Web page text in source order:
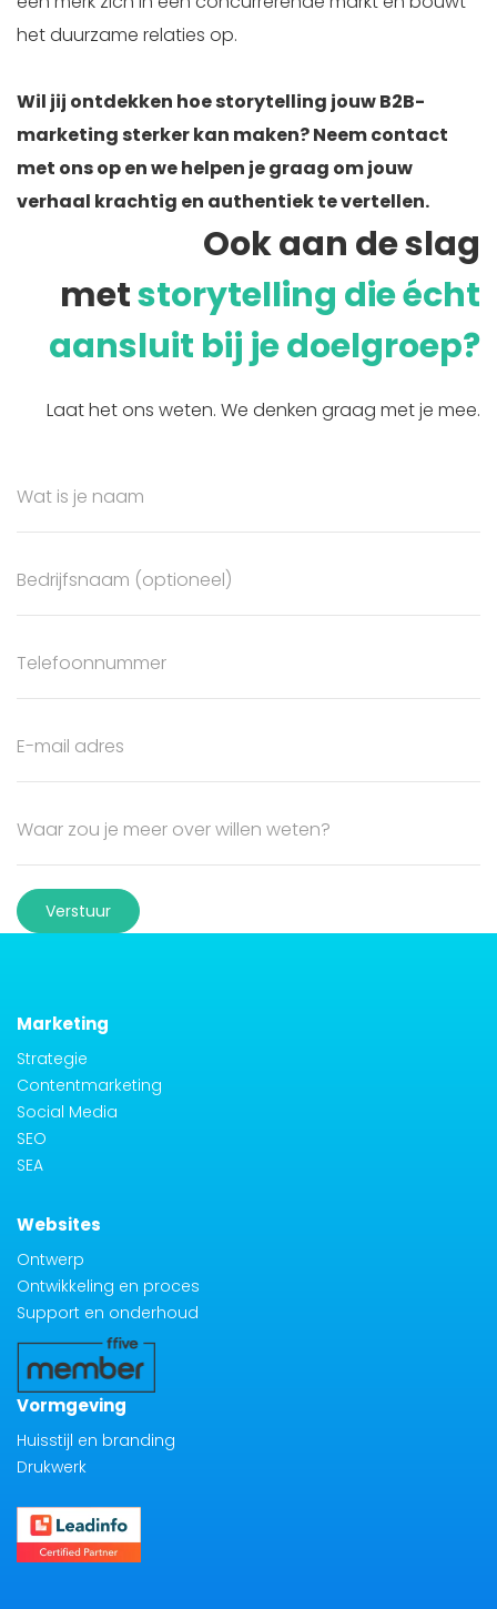
het duurzame relaties op.
Wil jij ontdekken hoe storytelling jouw B2B-
marketing sterker kan maken? Neem contact
met ons op en we helpen je graag om jouw
verhaal krachtig en authentiek te vertellen.
Ook aan de slag
metstorytelling die écht
aansluit bij je doelgroep?
Laat het ons weten. We denken graag met je mee.
Verstuur
Marketing
Strategie
Contentmarketing
Social Media
SEO
SEA
Websites
Ontwerp
Ontwikkeling en proces
Support en onderhoud
Vormgeving
Huisstijl en branding
Drukwerk